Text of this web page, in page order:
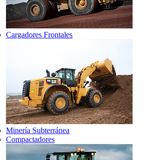
Cargadores Frontales
Minería Subterránea
Compactadores